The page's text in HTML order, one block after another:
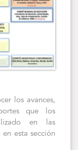
los avances,
que los
en las
en esta sección